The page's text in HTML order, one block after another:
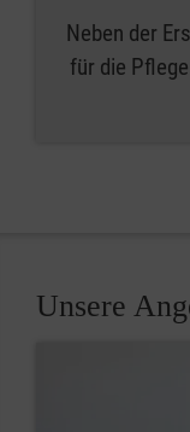
Neben der
für die
Unsere